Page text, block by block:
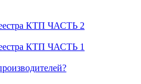
КТП ЧАСТЬ 2
КТП ЧАСТЬ 1